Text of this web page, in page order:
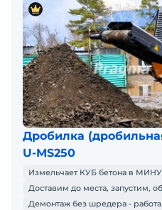
Дробилка
U-MS250
Измельчает КУБ бетона в
Доставим до места, запустим,
Демонтаж без шредера -